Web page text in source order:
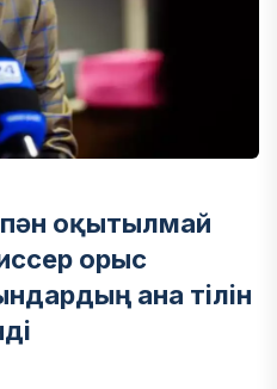
пән оқытылмай
орыс
ана тілін